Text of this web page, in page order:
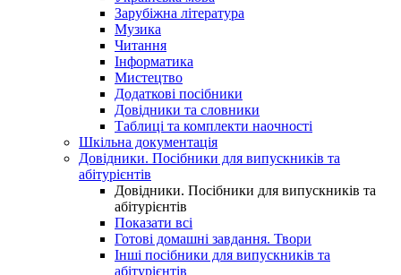
Зарубіжна література
Музика
Читання
Інформатика
Мистецтво
Додаткові посібники
Довідники та словники
Таблиці та комплекти наочності
Шкільна документація
Довідники. Посібники для випускників та
абітурієнтів
Довідники. Посібники для випускників та
абітурієнтів
Показати всі
Готові домашні завдання. Твори
Інші посібники для випускників та
абітурієнтів